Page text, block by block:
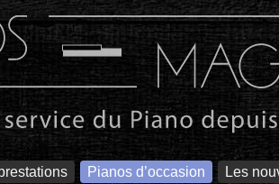
Pianos d’occasion Les